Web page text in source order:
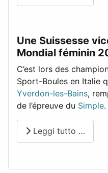
Une Suissesse
Mondial féminin
C’est lors des
Sport-Boules en Italie
Yverdon-les-Bains,
de l’épreuve du Simple.
Leggi tutto …